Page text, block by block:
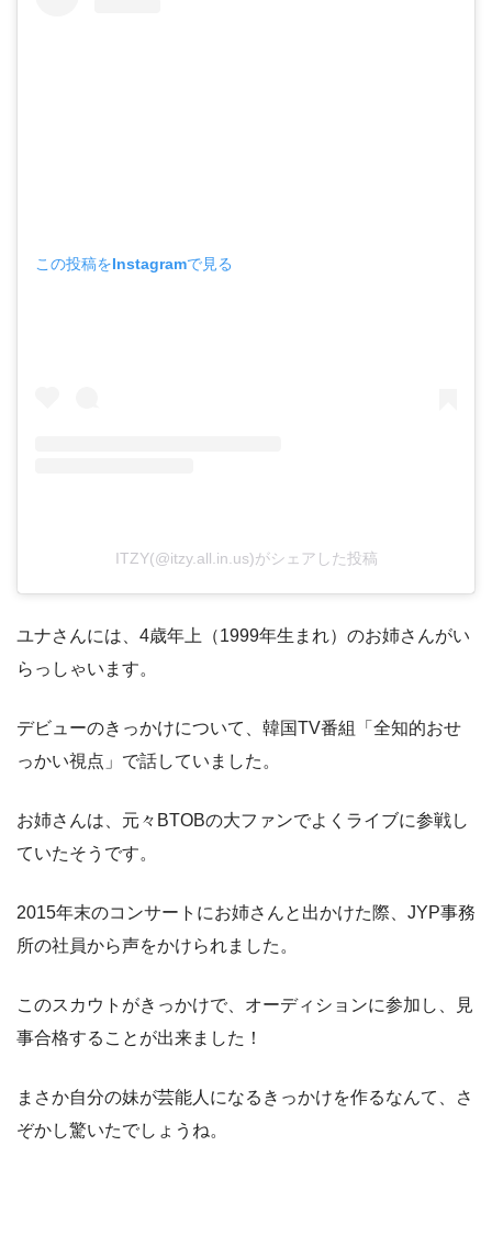
この投稿をInstagramで見る
ITZY(@itzy.all.in.us)がシェアした投稿
ユナさんには、4歳年上（1999年生まれ）のお姉さんがい
らっしゃいます。
デビューのきっかけについて、韓国TV番組「全知的おせ
っかい視点」で話していました。
お姉さんは、元々BTOBの大ファンでよくライブに参戦し
ていたそうです。
2015年末のコンサートにお姉さんと出かけた際、JYP事務
所の社員から声をかけられました。
このスカウトがきっかけで、オーディションに参加し、見
事合格することが出来ました！
まさか自分の妹が芸能人になるきっかけを作るなんて、さ
ぞかし驚いたでしょうね。